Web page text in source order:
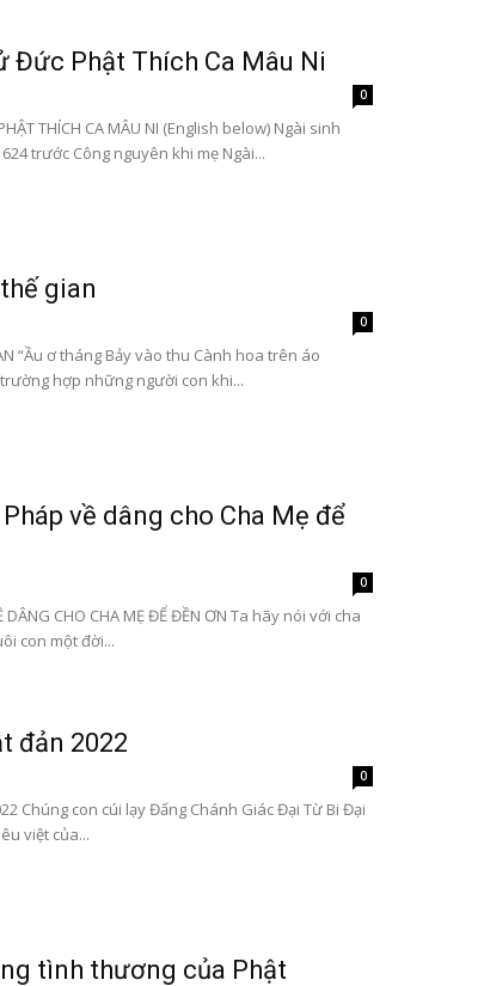
Phật
Đức Phật Thích Ca Mâu Ni
0
THÍCH CA MÂU NI (English below) Ngài sinh
trước Công nguyên khi mẹ Ngài...
gian
0
“Ầu ơ tháng Bảy vào thu Cành hoa trên áo
hợp những người con khi...
về dâng cho Cha Mẹ để
0
DÂNG CHO CHA MẸ ĐỂ ĐỀN ƠN Ta hãy nói với cha
con một đời...
đản 2022
0
Chúng con cúi lạy Đấng Chánh Giác Đại Từ Bi Đại
việt của...
tình thương của Phật